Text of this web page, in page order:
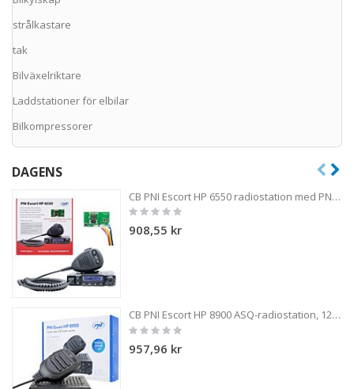
strålkastare
tak
Bilväxelriktare
Laddstationer för elbilar
Bilkompressorer
DAGENS
CB PNI Escort HP 6550 radiostation med PNI ECH01 installerad, multistandard, 4W, AM-FM, 12V, ASQ, med ekoläge
Rating:
0%
908,55 kr
CB PNI Escort HP 8900 ASQ-radiostation, 12V / 24V, RF-förstärkning, Roger Beep, CTCSS-DCS, Dual Watch AM / FM kopplad endast i EU-bandet
Rating:
0%
957,96 kr